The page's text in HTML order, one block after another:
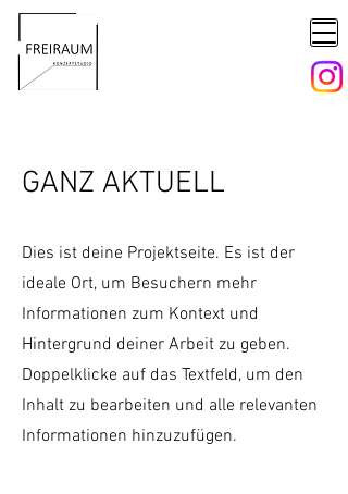
GANZ AKTUELL
Dies ist deine Projektseite. Es ist der
ideale Ort, um Besuchern mehr
Informationen zum Kontext und
Hintergrund deiner Arbeit zu geben.
Doppelklicke auf das Textfeld, um den
Inhalt zu bearbeiten und alle relevanten
Informationen hinzuzufügen.